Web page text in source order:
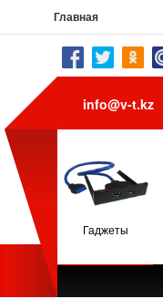
Главная
info@v-t.kz
Гаджеты